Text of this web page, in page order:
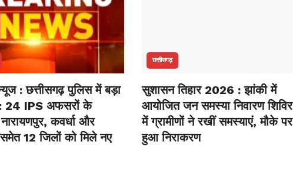
: छत्तीसगढ़ पुलिस में बड़ा
24 IPS अफसरों के
कवर्धा और
समेत 12 जिलों को मिले नए
छत्तीसगढ़
सुशासन तिहार 2026 : झांकी में
आयोजित जन समस्या निवारण शिविर
में ग्रामीणों ने रखीं समस्याएं, मौके पर
हुआ निराकरण